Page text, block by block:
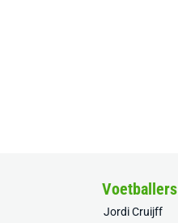
Voetballers
Jordi Cruijff